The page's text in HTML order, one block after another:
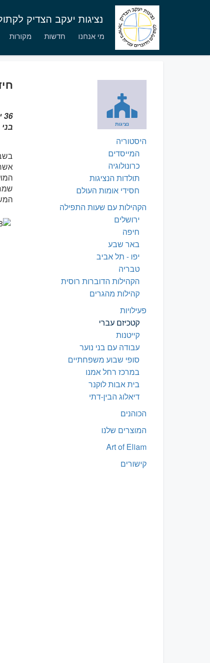
נציגות יעקב הצדיק
מי אנחנו חדשות מקורות
נציגות
היסטוריה
המייסדים
כרונולוגיה
תולדות הנציגות
חסידי אומות העולם
הקהילות עם שעות התפילה
ירושלים
חיפה
באר שבע
יפו - תל אביב
טבריה
הקהילות הדוברות רוסית
קהילות מהגרים
פעילויות
קטכיזם עברי
קייטנות
עבודה עם בני נוער
סופי שבוע משפחתיים
במרכז רחל אמנו
בית אבות לוקנר
דיאלוג הבין-דתי
הכוהנים
המוצרים שלנו
Art of Eliam
קישורים
36 ילדי מהגרים ומבקשי מקלט קיבלו חידה ראשונה במרכז אשת חיל בתל אביב.